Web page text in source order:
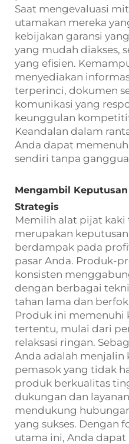
Saat mengevaluasi
utamakan mereka
kebijakan garansi
yang mudah diakses,
yang efisien.
menyediakan
terperinci, dokumen
komunikasi yang
keunggulan
Keandalan dalam
Anda dapat
sendiri tanpa
Mengambil
Strategis
Memilih alat pijat kaki
merupakan
berdampak pada
pasar Anda. Produk-
konsisten
dengan berbagai
tahan lama dan
Produk ini memenuhi
tertentu, mulai dari
relaksasi ringan.
Anda adalah menjalin
pemasok yang tidak
produk berkualitas
dukungan dan
mendukung
yang sukses. Dengan
utama ini, Anda